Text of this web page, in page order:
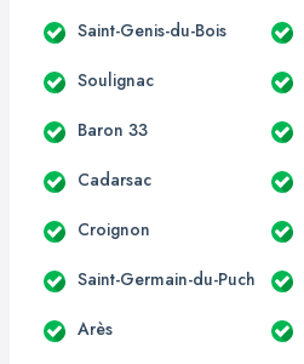
Saint-Genis-du-Bois
Soulignac
Baron 33
Cadarsac
Croignon
Saint-Germain-du-Puch
Arès